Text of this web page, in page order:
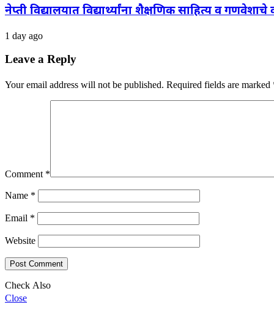
नेप्ती विद्यालयात विद्यार्थ्यांना शैक्षणिक साहित्य व गणवेशाचे
1 day ago
Leave a Reply
Your email address will not be published. Required fields are marked
Comment *
Name *
Email *
Website
Check Also
Close